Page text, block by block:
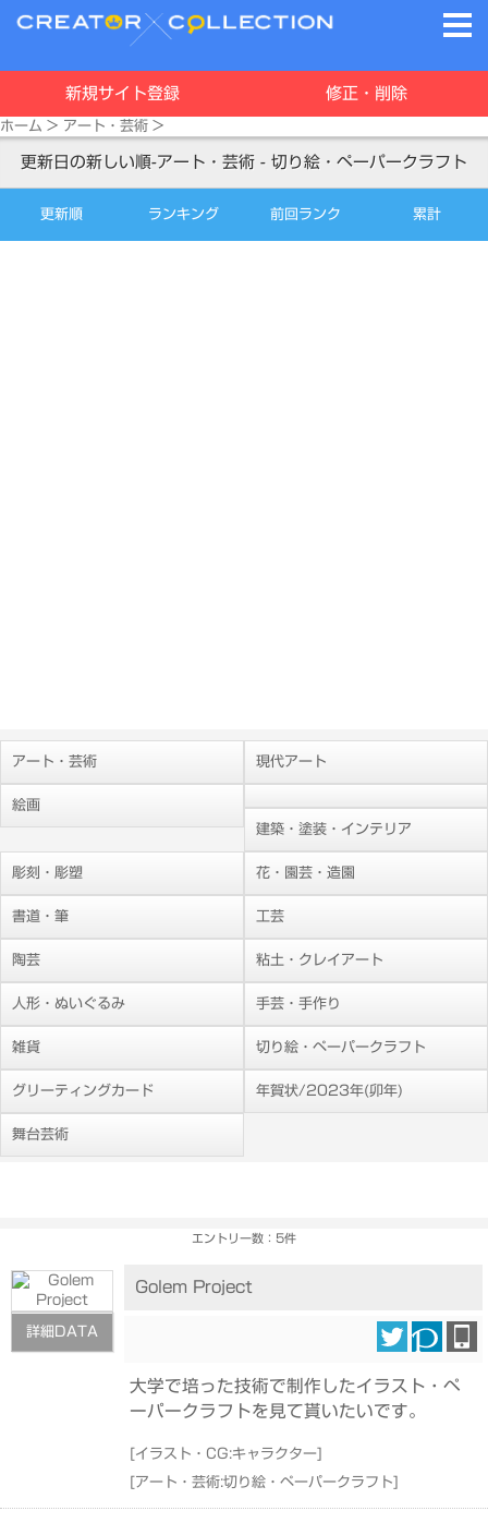
新規サイト登録 修正・削除
ホーム > アート・芸術 >
更新日の新しい順-アート・芸術 - 切り絵・ペーパークラフト
更新順 ランキング 前回ランク 累計
アート・芸術 現代アート
絵画
建築・塗装・インテリア
彫刻・彫塑 花・園芸・造園
書道・筆 工芸
陶芸 粘土・クレイアート
人形・ぬいぐるみ 手芸・手作り
雑貨 切り絵・ペーパークラフト
グリーティングカード 年賀状/2023年(卯年)
舞台芸術
エントリー数：5件
詳細DATA
Golem Project
大学で培った技術で制作したイラスト・ペ
ーパークラフトを見て貰いたいです。
[イラスト・CG:キャラクター]
[アート・芸術:切り絵・ペーパークラフト]